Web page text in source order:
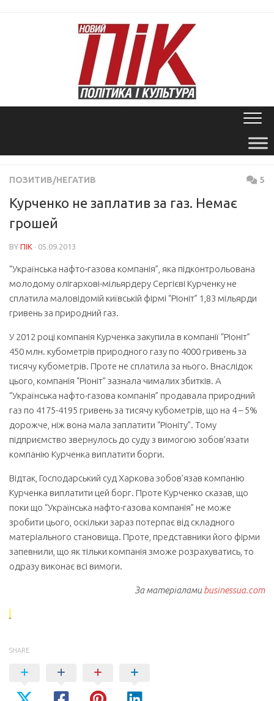
ПОЗИТИВ/НЕГАТИВ 5
Курченко не заплатив за газ. Немає
грошей
BY ПІК · 05.09.2013
“Українська нафто-газова компанія”, яка підконтрольована
молодому олігархові-мільярдеру Сергієві Курченку не
сплатила маловідомій київській фірмі “Ріоніт” 1,83 мільярди
гривень за природний газ.
У 2012 році компанія Курченка закупила в компанії “Ріоніт”
450 млн. кубометрів природного газу по 4000 гривень за
тисячу кубометрів. Проте не сплатила за нього. Внаслідок
цього, компанія “Ріоніт” зазнала чималих збитків. А
“Українська нафто-газова компанія” продавала природний
газ по 4175-4195 гривень за тисячу кубометрів, що на 4 – 5%
дорожче, ніж вона мала заплатити “Ріоніту”. Тому
підприємство звернулось до суду з вимогою зобов’язати
компанію Курченка виплатити борги.
Відтак, Господарський суд Харкова зобов’язав компанію
Курченка виплатити цей борг. Проте Курченко сказав, що
поки що “Українська нафто-газова компанія” не може
зробити цього, оскільки зараз потерпає від складного
матеріального становища. Проте, представники його фірми
запевнили, що як тільки компанія зможе розрахуватись, то
одразу виконає всі вимоги.
За матеріаламиbusinessua.com
SHARE